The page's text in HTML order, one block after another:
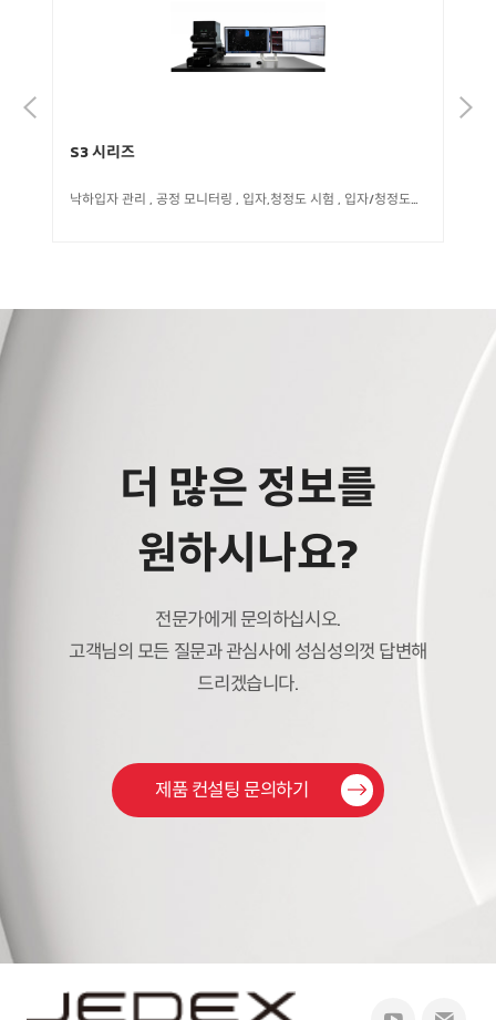
S3 시리즈
낙하입자 관리 , 공정 모니터링 , 입자,청정도 시험 , 입자/청정도시험(Equipment,Tray, Carrier, Magazine )
더 많은 정보를
원하시나요?
전문가에게 문의하십시오.
고객님의 모든 질문과 관심사에 성심성의껏 답변해
드리겠습니다.
제품 컨설팅 문의하기